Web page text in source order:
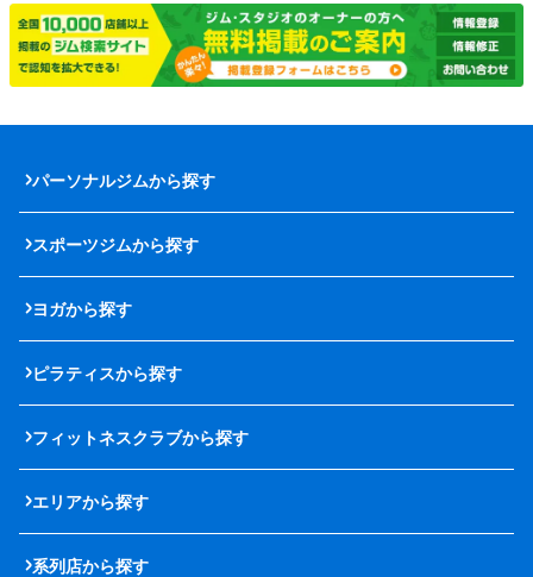
パーソナルジムから探す
スポーツジムから探す
ヨガから探す
ピラティスから探す
フィットネスクラブから探す
エリアから探す
系列店から探す